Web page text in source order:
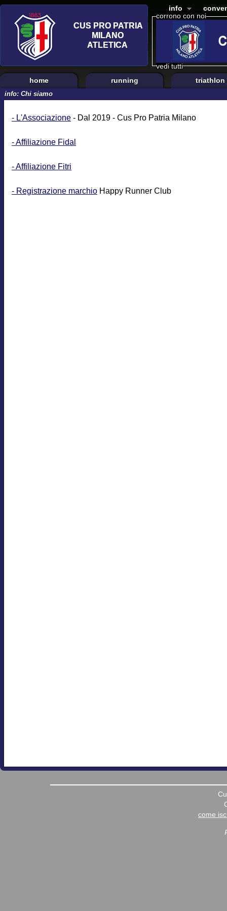
corrono con noi
vedi tutti
info
home running triathlon
info: Chi siamo
- L'Associazione - Dal 2019 - Cus Pro Patria Milano
- Affiliazione Fidal
- Affiliazione Fitri
- Registrazione marchio Happy Runner Club
come